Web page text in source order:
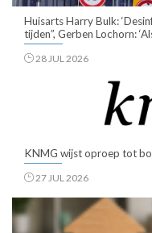
Huisarts Harry Bulk:
tijden”, Gerben Lochorn:
28 JUL 2026
KNMG wijst oproep tot
27 JUL 2026